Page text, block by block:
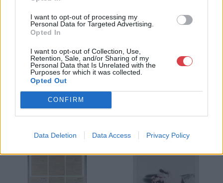
I want to opt-out of processing my
Personal Data for Targeted Advertising.
Opted In
I want to opt-out of Collection, Use,
Retention, Sale, and/or Sharing of my
Personal Data that Is Unrelated with the
Purposes for which it was collected.
Opted Out
CONFIRM
Data Deletion Data Access Privacy Policy
kínálatunkból. Ezért is rendezünk minden második héten,
18.00 óráig várjuk szeretettel az érdeklődőket.
KAPCSOLÓDÓ MŰTÁRGYAK